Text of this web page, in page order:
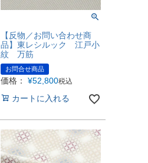
【反物／お問い合わせ商
品】東レシルック 江戸小
紋 万筋
お問合せ商品
価格： ¥52,800税込
カートに入れる